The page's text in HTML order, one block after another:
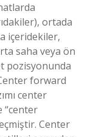
ortada
içeridekiler,
saha veya ön
pozisyonunda
forward
center
“center
Center